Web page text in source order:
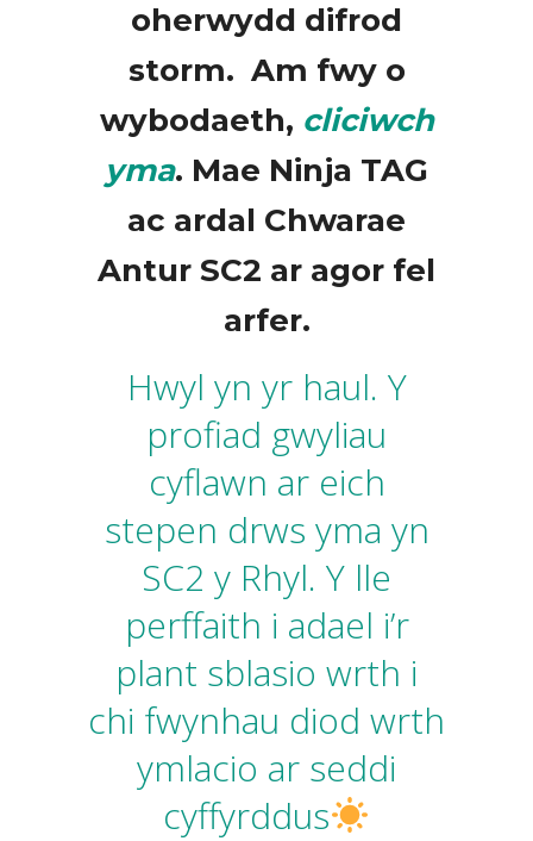
oherwydd difrod
storm. Am fwy o
wybodaeth, cliciwch
yma. Mae Ninja TAG
ac ardal Chwarae
Antur SC2 ar agor fel
arfer.
Hwyl yn yr haul. Y
profiad gwyliau
cyflawn ar eich
stepen drws yma yn
SC2 y Rhyl. Y lle
perffaith i adael i’r
plant sblasio wrth i
chi fwynhau diod wrth
ymlacio ar seddi
cyffyrddus